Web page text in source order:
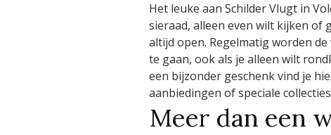
Het leuke aan Schilder Vlugt in
sieraad, alleen even wilt kijken
altijd open. Regelmatig worden
te gaan, ook als je alleen wilt
een bijzonder geschenk vind je
aanbiedingen of speciale
Meer dan een